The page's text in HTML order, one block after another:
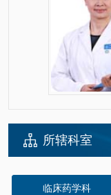
所辖科室
临床药学科